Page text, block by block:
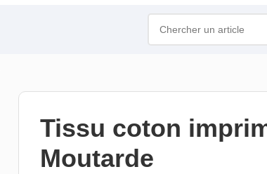
Tissu coton
Moutarde